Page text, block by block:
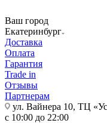
Ваш город
Екатеринбург
Доставка
Оплата
Гарантия
Trade in
Отзывы
Партнерам
ул. Вайнера 10, ТЦ
с 10:00 до 22:00